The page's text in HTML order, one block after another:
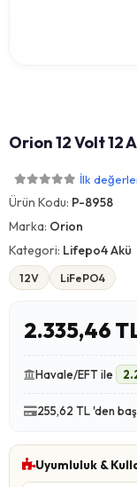
Orion 12 Volt 12
İlk
Ürün Kodu: P-8958
Marka: Orion
Kategori: Lifepo4 Akü
12V LiFePO4
2.335,46
Havale/EFT ile
255,62 TL 'den
Uyumluluk &